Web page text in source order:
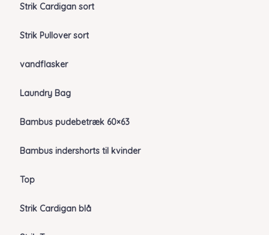
Strik Cardigan sort
Strik Pullover sort
vandflasker
Laundry Bag
Bambus pudebetræk 60×63
Bambus indershorts til kvinder
Top
Strik Cardigan blå